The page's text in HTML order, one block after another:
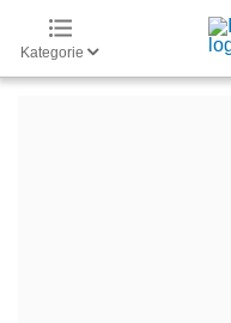
Kategorie